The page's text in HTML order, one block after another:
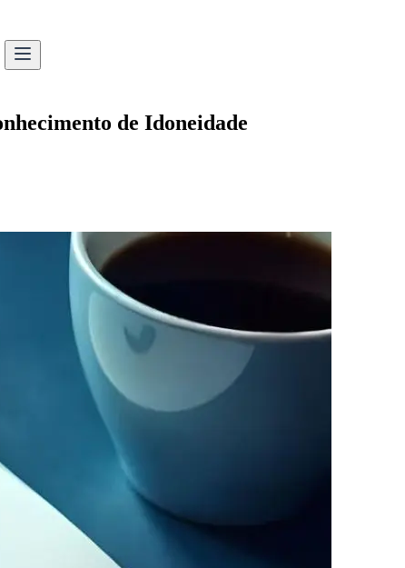
de Idoneidade